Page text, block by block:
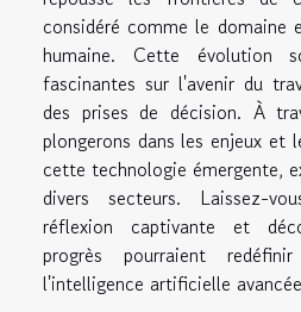
considéré comme le domaine
humaine. Cette évolution
fascinantes sur l'avenir du
des prises de décision. À
plongerons dans les enjeux et
cette technologie émergente,
divers secteurs. Laissez-
réflexion captivante et
progrès pourraient
l'intelligence artificielle